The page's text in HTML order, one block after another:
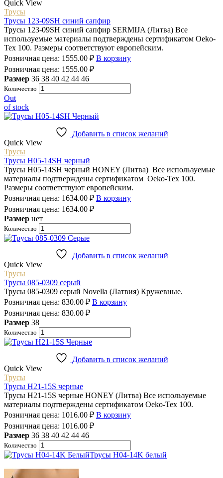
Quick View
Трусы
Трусы 123-09SH синий сапфир
Трусы 123-09SH синий сапфир SERMIJA (Литва) Все
используемые материалы подтверждены сертификатом Oeko-
Tex 100. Размеры соответствуют европейским.
Розничная цена: 1555.00 ₽ В корзину
Розничная цена: 1555.00 ₽
Размер 36 38 40 42 44 46
Количество
Out
of stock
Добавить в список желаний
Quick View
Трусы
Трусы H05-14SH черный
Трусы H05-14SH черный HONEY (Литва) Все используемые
материалы подтверждены сертификатом Oeko-Tex 100.
Размеры соответствуют европейским.
Розничная цена: 1634.00 ₽ В корзину
Розничная цена: 1634.00 ₽
Размер нет
Количество
Добавить в список желаний
Quick View
Трусы
Трусы 085-0309 серый
Трусы 085-0309 серый Novella (Латвия) Кружевные.
Розничная цена: 830.00 ₽ В корзину
Розничная цена: 830.00 ₽
Размер 38
Количество
Добавить в список желаний
Quick View
Трусы
Трусы H21-15S черные
Трусы H21-15S черные HONEY (Литва) Все используемые
материалы подтверждены сертификатом Oeko-Tex 100.
Розничная цена: 1016.00 ₽ В корзину
Розничная цена: 1016.00 ₽
Размер 36 38 40 42 44 46
Количество
Трусы H04-14K белый